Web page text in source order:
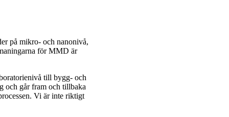
på mikro- och nanonivå,
för MMD är
till bygg- och
och går fram och tillbaka
Vi är inte riktigt